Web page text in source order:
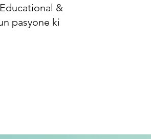
&
pasyone ki